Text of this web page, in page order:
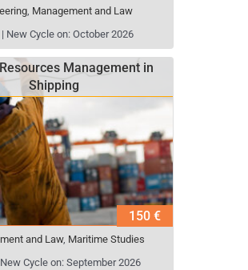
, Management and Law
| New Cycle on: October 2026
150 €
Management in
Shipping
and Law, Maritime Studies
Cycle on: September 2026